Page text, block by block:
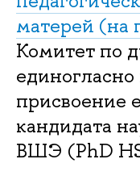
матерей (на
Комитет по
единогласно
присвоение
кандидата
ВШЭ (PhD